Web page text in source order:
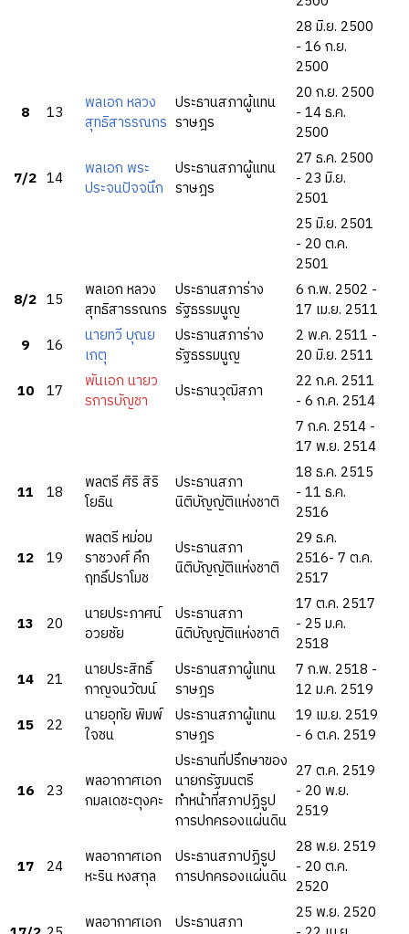
28 มิ.ย. 2500
- 16 ก.ย.
2500
8
13
พลเอก หลวง
สุทธิสารรณกร
ประธานสภาผู้แทน
ราษฎร
20 ก.ย. 2500
- 14 ธ.ค.
2500
7/2 14
พลเอก พระ
ประจนปัจจนึก
ประธานสภาผู้แทน
ราษฎร
27 ธ.ค. 2500
- 23 มิ.ย.
2501
25 มิ.ย. 2501
- 20 ต.ค.
2501
8/2 15
พลเอก หลวง
สุทธิสารรณกร
ประธานสภาร่าง
รัฐธรรมนูญ
6 ก.พ. 2502 -
17 เม.ย. 2511
9
16
นายทวี บุณย
เกตุ
ประธานสภาร่าง
รัฐธรรมนูญ
2 พ.ค. 2511 -
20 มิ.ย. 2511
10 17
พันเอก นายว
รการบัญชา
ประธานวุฒิสภา
22 ก.ค. 2511
- 6 ก.ค. 2514
7 ก.ค. 2514 -
17 พ.ย. 2514
11 18
พลตรี ศิริ สิริ
โยธิน
ประธานสภา
นิติบัญญัติแห่งชาติ
18 ธ.ค. 2515
- 11 ธ.ค.
2516
12 19
พลตรี หม่อม
ราชวงศ์ คึก
ฤทธิ์ปราโมช
ประธานสภา
นิติบัญญัติแห่งชาติ
29 ธ.ค.
2516- 7 ต.ค.
2517
13
20
นายประภาศน์
อวยชัย
ประธานสภา
นิติบัญญัติแห่งชาติ
17 ต.ค. 2517
- 25 ม.ค.
2518
14
21
นายประสิทธิ์
กาญจนวัฒน์
ประธานสภาผู้แทน
ราษฎร
7 ก.พ. 2518 -
12 ม.ค. 2519
15
22
นายอุทัย พิมพ์
ใจชน
ประธานสภาผู้แทน
ราษฎร
19 เม.ย. 2519
- 6 ต.ค. 2519
16 23
พลอากาศเอก
กมลเดชะตุงคะ
ประธานที่ปรึกษาของ
นายกรัฐมนตรี
ทำหน้าที่สภาปฏิรูป
การปกครองแผ่นดิน
27 ต.ค. 2519
- 20 พ.ย.
2519
17 24
พลอากาศเอก
หะริน หงสกุล
ประธานสภาปฏิรูป
การปกครองแผ่นดิน
28 พ.ย. 2519
- 20 ต.ค.
2520
พลอากาศเอก
ประธานสภา
25 พ.ย. 2520